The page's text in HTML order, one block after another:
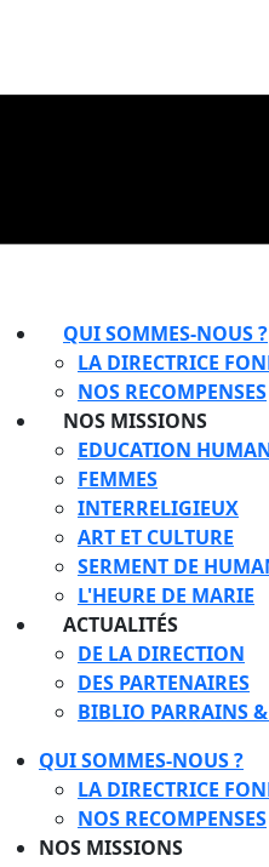
QUI SOMMES-NOUS ?
LA DIRECTRICE
NOS RECOMPENSES
NOS MISSIONS
EDUCATION
FEMMES
INTERRELIGIEUX
ART ET CULTURE
SERMENT DE
L'HEURE DE MARIE
ACTUALITÉS
DE LA DIRECTION
DES PARTENAIRES
BIBLIO PARRAINS
QUI SOMMES-NOUS ?
LA DIRECTRICE
NOS RECOMPENSES
NOS MISSIONS